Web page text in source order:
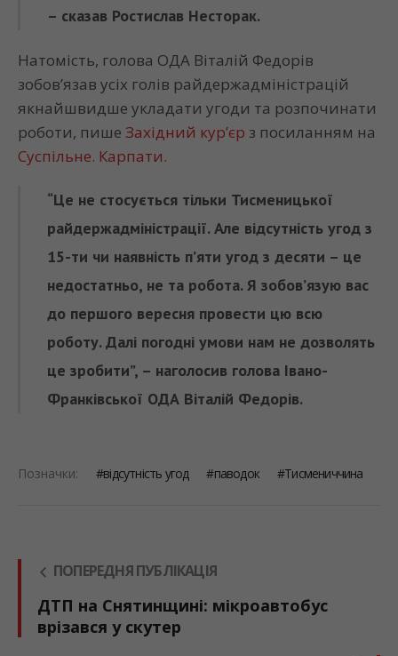
– сказав Ростислав Несторак.
Натомість, голова ОДА Віталій Федорів
зобов’язав усіх голів райдержадміністрацій
якнайшвидше укладати угоди та розпочинати
роботи, пише Західний кур’єр з посиланням на
Суспільне. Карпати.
“Це не стосується тільки Тисменицької
райдержадміністрації. Але відсутність угод з
15-ти чи наявність п’яти угод з десяти – це
недостатньо, не та робота. Я зобов’язую вас
до першого вересня провести цю всю
роботу. Далі погодні умови нам не дозволять
це зробити”, – наголосив голова Івано-
Франківської ОДА Віталій Федорів.
Позначки: відсутність угод паводок Тисмениччина
ПОПЕРЕДНЯ ПУБЛІКАЦІЯ
ДТП на Снятинщині: мікроавтобус
врізався у скутер